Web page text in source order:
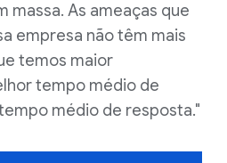
massa. As ameaças que
empresa não têm mais
temos maior
tempo médio de
médio de resposta."